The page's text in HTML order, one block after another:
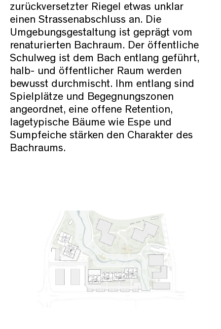
zurückversetzter Riegel etwas unklar
einen Strassenabschluss an. Die
Umgebungsgestaltung ist geprägt vom
renaturierten Bachraum. Der öffentliche
Schulweg ist dem Bach entlang geführt,
halb- und öffentlicher Raum werden
bewusst durchmischt. Ihm entlang sind
Spielplätze und Begegnungszonen
angeordnet, eine offene Retention,
lagetypische Bäume wie Espe und
Sumpfeiche stärken den Charakter des
Bachraums.